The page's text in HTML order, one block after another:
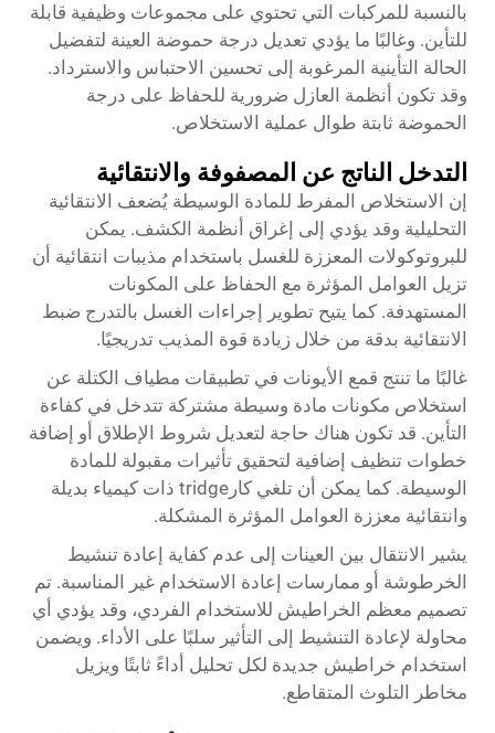
بالنسبة للمركبات التي تحتوي على مجموعات وظيفية قابلة
للتأين. وغالبًا ما يؤدي تعديل درجة حموضة العينة لتفضيل
الحالة التأينية المرغوبة إلى تحسين الاحتباس والاسترداد.
وقد تكون أنظمة العازل ضرورية للحفاظ على درجة
الحموضة ثابتة طوال عملية الاستخلاص.
التدخل الناتج عن المصفوفة والانتقائية
إن الاستخلاص المفرط للمادة الوسيطة يُضعف الانتقائية
التحليلية وقد يؤدي إلى إغراق أنظمة الكشف. يمكن
للبروتوكولات المعززة للغسل باستخدام مذيبات انتقائية أن
تزيل العوامل المؤثرة مع الحفاظ على المكونات
المستهدفة. كما يتيح تطوير إجراءات الغسل بالتدرج ضبط
الانتقائية بدقة من خلال زيادة قوة المذيب تدريجيًا.
غالبًا ما تنتج قمع الأيونات في تطبيقات مطياف الكتلة عن
استخلاص مكونات مادة وسيطة مشتركة تتدخل في كفاءة
التأين. قد تكون هناك حاجة لتعديل شروط الإطلاق أو إضافة
خطوات تنظيف إضافية لتحقيق تأثيرات مقبولة للمادة
الوسيطة. كما يمكن أن تلغي كارtridge ذات كيمياء بديلة
وانتقائية معززة العوامل المؤثرة المشكلة.
يشير الانتقال بين العينات إلى عدم كفاية إعادة تنشيط
الخرطوشة أو ممارسات إعادة الاستخدام غير المناسبة. تم
تصميم معظم الخراطيش للاستخدام الفردي، وقد يؤدي أي
محاولة لإعادة التنشيط إلى التأثير سلبًا على الأداء. ويضمن
استخدام خراطيش جديدة لكل تحليل أداءً ثابتًا ويزيل
مخاطر التلوث المتقاطع.